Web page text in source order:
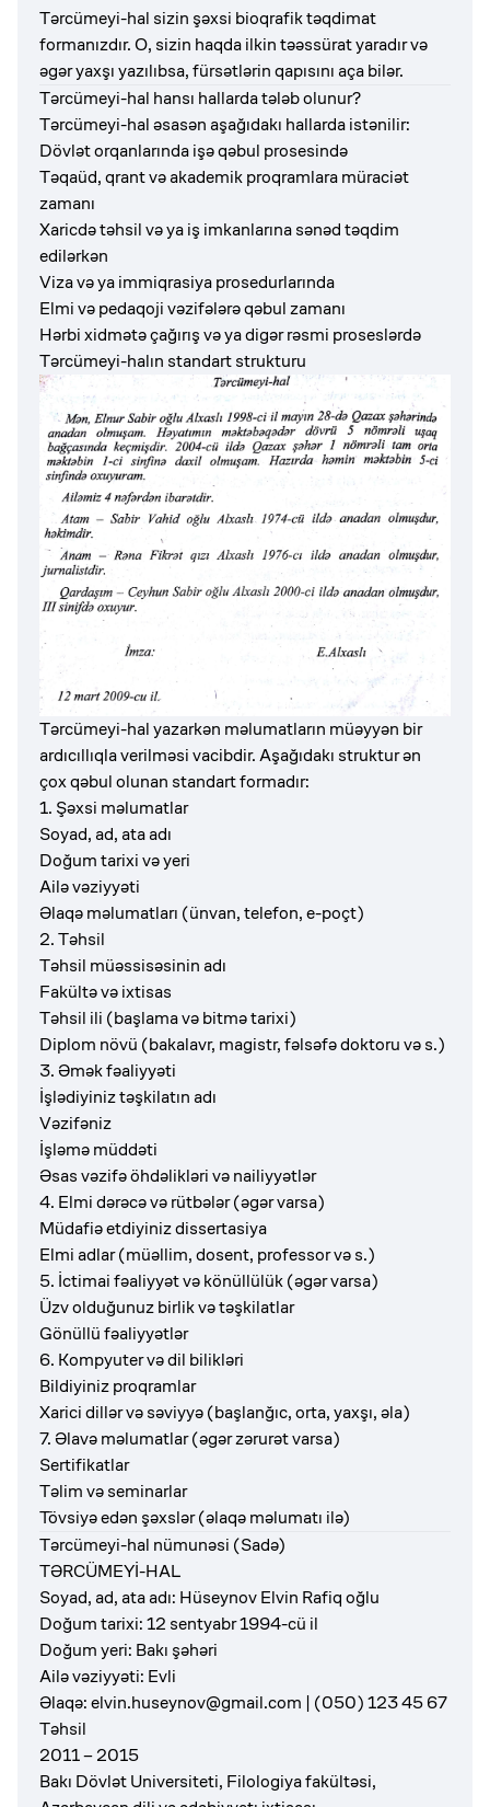
Tərcümeyi-hal sizin şəxsi bioqrafik təqdimat
formanızdır. O, sizin haqda ilkin təəssürat yaradır və
əgər yaxşı yazılıbsa, fürsətlərin qapısını aça bilər.
Tərcümeyi-hal hansı hallarda tələb olunur?
Tərcümeyi-hal əsasən aşağıdakı hallarda istənilir:
Dövlət orqanlarında işə qəbul prosesində
Təqaüd, qrant və akademik proqramlara müraciət
zamanı
Xaricdə təhsil və ya iş imkanlarına sənəd təqdim
edilərkən
Viza və ya immiqrasiya prosedurlarında
Elmi və pedaqoji vəzifələrə qəbul zamanı
Hərbi xidmətə çağırış və ya digər rəsmi proseslərdə
Tərcümeyi-halın standart strukturu
Tərcümeyi-hal yazarkən məlumatların müəyyən bir
ardıcıllıqla verilməsi vacibdir. Aşağıdakı struktur ən
çox qəbul olunan standart formadır:
1. Şəxsi məlumatlar
Soyad, ad, ata adı
Doğum tarixi və yeri
Ailə vəziyyəti
Əlaqə məlumatları (ünvan, telefon, e-poçt)
2. Təhsil
Təhsil müəssisəsinin adı
Fakültə və ixtisas
Təhsil ili (başlama və bitmə tarixi)
Diplom növü (bakalavr, magistr, fəlsəfə doktoru və s.)
3. Əmək fəaliyyəti
İşlədiyiniz təşkilatın adı
Vəzifəniz
İşləmə müddəti
Əsas vəzifə öhdəlikləri və nailiyyətlər
4. Elmi dərəcə və rütbələr (əgər varsa)
Müdafiə etdiyiniz dissertasiya
Elmi adlar (müəllim, dosent, professor və s.)
5. İctimai fəaliyyət və könüllülük (əgər varsa)
Üzv olduğunuz birlik və təşkilatlar
Gönüllü fəaliyyətlər
6. Kompyuter və dil bilikləri
Bildiyiniz proqramlar
Xarici dillər və səviyyə (başlanğıc, orta, yaxşı, əla)
7. Əlavə məlumatlar (əgər zərurət varsa)
Sertifikatlar
Təlim və seminarlar
Tövsiyə edən şəxslər (əlaqə məlumatı ilə)
Tərcümeyi-hal nümunəsi (Sadə)
TƏRCÜMEYİ-HAL
Soyad, ad, ata adı: Hüseynov Elvin Rafiq oğlu
Doğum tarixi: 12 sentyabr 1994-cü il
Doğum yeri: Bakı şəhəri
Ailə vəziyyəti: Evli
Əlaqə:elvin.huseynov@gmail.com | (050) 123 45 67
Təhsil
2011 – 2015
Bakı Dövlət Universiteti, Filologiya fakültəsi,